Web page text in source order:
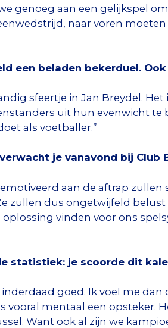
genoeg aan een gelijkspel
naar voren
een beladen bekerduel.
sfeertje in Jan Breydel.
uit hun evenwicht te
als voetballer.”
je vanavond bij Club
aan de aftrap zullen
zullen dus ongetwijfeld
vinden voor ons
statistiek: je scoorde dit
inderdaad goed. Ik voel me
vooral mentaal een opsteker.
Want ook al zijn we